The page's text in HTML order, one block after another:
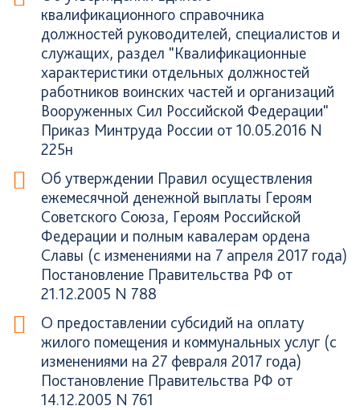
квалификационного справочника
должностей руководителей, специалистов и
служащих, раздел "Квалификационные
характеристики отдельных должностей
работников воинских частей и организаций
Вооруженных Сил Российской Федерации"
Приказ Минтруда России от 10.05.2016 N
225н
Об утверждении Правил осуществления
ежемесячной денежной выплаты Героям
Советского Союза, Героям Российской
Федерации и полным кавалерам ордена
Славы (с изменениями на 7 апреля 2017 года)
Постановление Правительства РФ от
21.12.2005 N 788
О предоставлении субсидий на оплату
жилого помещения и коммунальных услуг (с
изменениями на 27 февраля 2017 года)
Постановление Правительства РФ от
14.12.2005 N 761